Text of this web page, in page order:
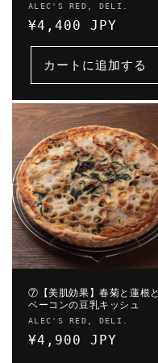
販
売
ALEC'S RED, DELI.
通
常
格
¥4,400 JPY
カートに追加する
⑦【美肌効果】春菊と蓮根と
ベーコンの豆乳キッシュ
販
売
ALEC'S RED, DELI.
通
¥4,900 JPY